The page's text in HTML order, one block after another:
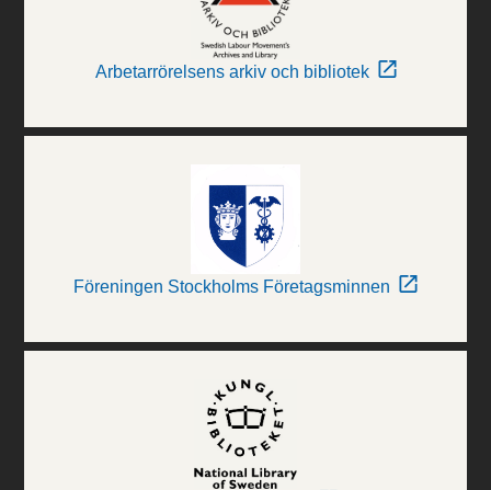
Arbetarrörelsens arkiv och bibliotek
Föreningen Stockholms Företagsminnen